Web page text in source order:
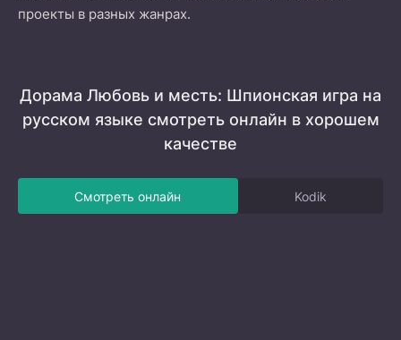
проекты в разных жанрах.
Дорама Любовь и месть: Шпионская игра на
русском языке смотреть онлайн в хорошем
качестве
Смотреть онлайн Kodik